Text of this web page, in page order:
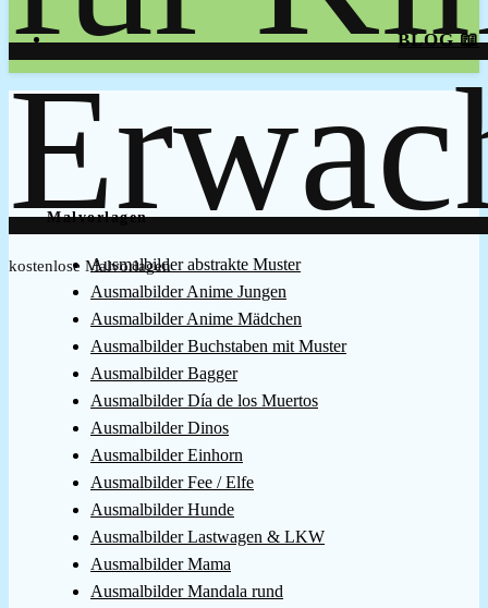
kostenlose Malvorlagen
BLOG 📖
Malvorlagen
Ausmalbilder abstrakte Muster
Ausmalbilder Anime Jungen
Ausmalbilder Anime Mädchen
Ausmalbilder Buchstaben mit Muster
Ausmalbilder Bagger
Ausmalbilder Día de los Muertos
Ausmalbilder Dinos
Ausmalbilder Einhorn
Ausmalbilder Fee / Elfe
Ausmalbilder Hunde
Ausmalbilder Lastwagen & LKW
Ausmalbilder Mama
Ausmalbilder Mandala rund